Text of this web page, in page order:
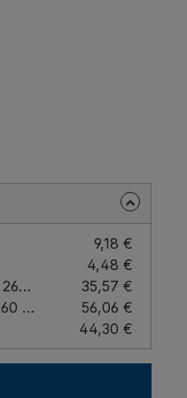
Einstellung
9,18 €
4,48 €
Luftrad mit Rillenprofil Ø 260 mm
35,57 €
Pannensicheres Rad Ø 260 mm
56,06 €
44,30 €